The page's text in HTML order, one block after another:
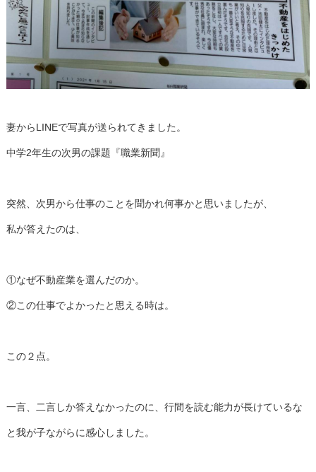
妻からLINEで写真が送られてきました。
中学2年生の次男の課題『職業新聞』
突然、次男から仕事のことを聞かれ何事かと思いましたが、
私が答えたのは、
①なぜ不動産業を選んだのか。
②この仕事でよかったと思える時は。
この２点。
一言、二言しか答えなかったのに、行間を読む能力が長けているな
と我が子ながらに感心しました。